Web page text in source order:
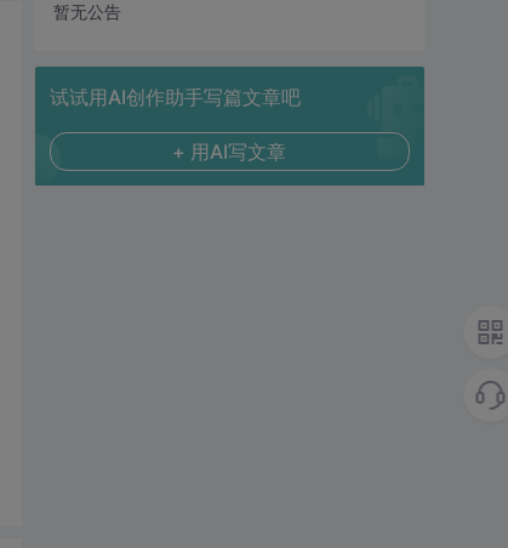
暂无公告
试试用AI创作助手写篇文章吧
+ 用AI写文章